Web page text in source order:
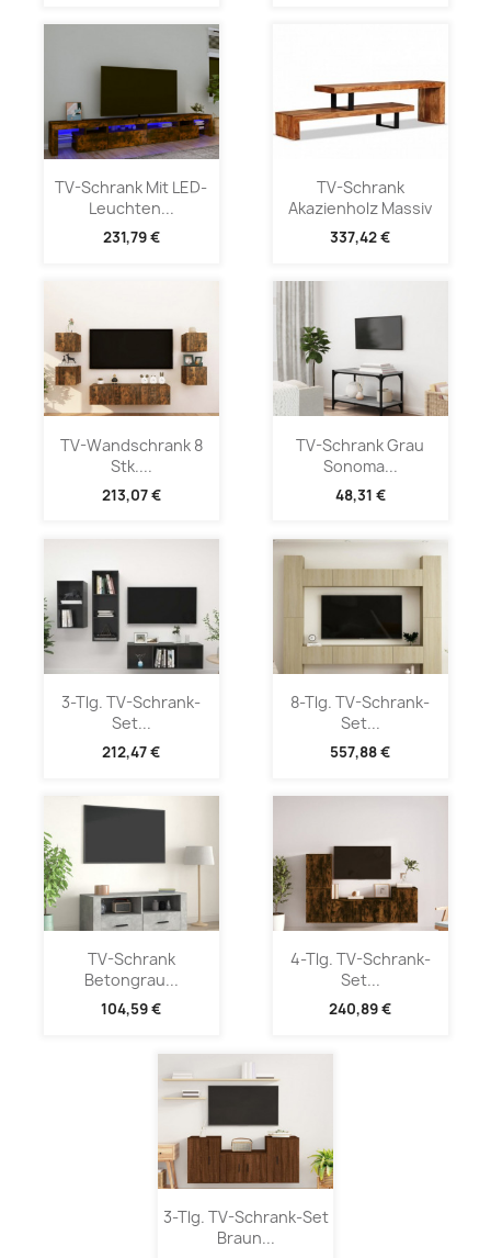
TV-Schrank Mit LED-
Leuchten...
231,79 €
TV-Schrank
Akazienholz Massiv
337,42 €
TV-Wandschrank 8
Stk....
213,07 €
TV-Schrank Grau
Sonoma...
48,31 €
3-Tlg. TV-Schrank-
Set...
212,47 €
8-Tlg. TV-Schrank-
Set...
557,88 €
TV-Schrank
Betongrau...
104,59 €
4-Tlg. TV-Schrank-
Set...
240,89 €
3-Tlg. TV-Schrank-Set
Braun...